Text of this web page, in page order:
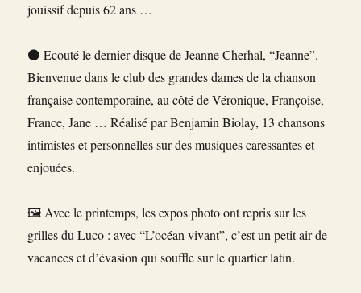
jouissif depuis 62 ans …
⚫ Ecouté le dernier disque de Jeanne Cherhal, “Jeanne”.
Bienvenue dans le club des grandes dames de la chanson
française contemporaine, au côté de Véronique, Françoise,
France, Jane … Réalisé par Benjamin Biolay, 13 chansons
intimistes et personnelles sur des musiques caressantes et
enjouées.
🖼️ Avec le printemps, les expos photo ont repris sur les
grilles du Luco : avec “L’océan vivant”, c’est un petit air de
vacances et d’évasion qui souffle sur le quartier latin.